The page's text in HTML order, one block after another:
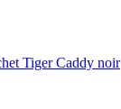
Tiger Caddy noir